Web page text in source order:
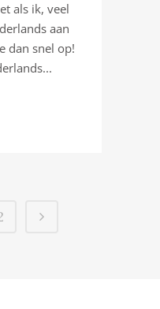
als ik, veel
aan
dan snel op!